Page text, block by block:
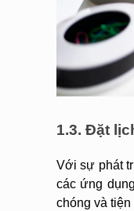
1.3. Đặt
Với sự phát
các ứng
chóng và tiện